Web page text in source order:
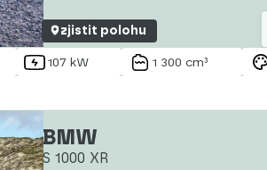
zjistit polohu
107 kW 1 300 cm³
BMW
S 1000 XR